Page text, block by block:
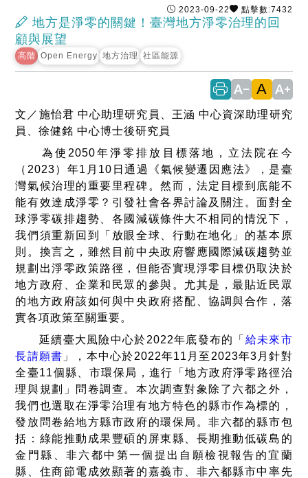
2023-09-22 點擊數:7432
地方是淨零的關鍵！臺灣地方淨零治理的回
顧與展望
高階 Open Energy 地方治理 社區能源
text_decrease A text_increase
文／施怡君 中心助理研究員、王涵 中心資深助理研究
員、徐健銘 中心博士後研究員
為使2050年淨零排放目標落地，立法院在今
（2023）年1月10日通過《氣候變遷因應法》，是臺
灣氣候治理的重要里程碑。然而，法定目標到底能不
能有效達成淨零？引發社會各界討論及關注。面對全
球淨零碳排趨勢、各國減碳條件大不相同的情況下，
我們須重新回到「放眼全球、行動在地化」的基本原
則。換言之，雖然目前中央政府響應國際減碳趨勢並
規劃出淨零政策路徑，但能否實現淨零目標仍取決於
地方政府、企業和民眾的參與。尤其是，最貼近民眾
的地方政府該如何與中央政府搭配、協調與合作，落
實各項政策至關重要。
延續臺大風險中心於2022年底發布的「 給未來市
長請願書 」，本中心於2022年11月至2023年3月針對
全臺11個縣、市環保局，進行「地方政府淨零路徑治
理與規劃」問卷調查。本次調查對象除了六都之外，
我們也選取在淨零治理有地方特色的縣市作為標的，
發放問卷給地方縣市政府的環保局。非六都的縣市包
括：綠能推動成果豐碩的屏東縣、長期推動低碳島的
金門縣、非六都中第一個提出自願檢視報告的宜蘭
縣、住商節電成效顯著的嘉義市、非六都縣市中率先